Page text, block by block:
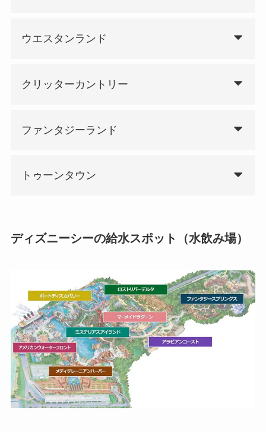
ウエスタンランド
クリッターカントリー
ファンタジーランド
トゥーンタウン
ディズニーシーの給水スポット（水飲み場）